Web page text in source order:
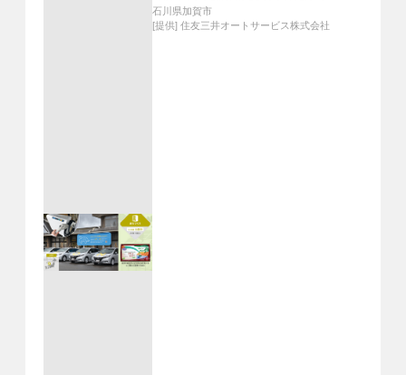
石川県加賀市
[提供] 住友三井オートサービス株式会社